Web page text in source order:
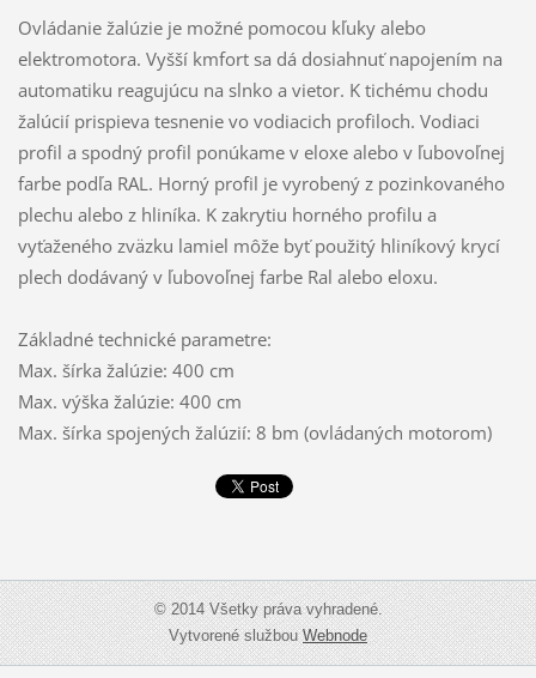
Ovládanie žalúzie je možné pomocou kľuky alebo
elektromotora. Vyšší kmfort sa dá dosiahnuť napojením na
automatiku reagujúcu na slnko a vietor. K tichému chodu
žalúcií prispieva tesnenie vo vodiacich profiloch. Vodiaci
profil a spodný profil ponúkame v eloxe alebo v ľubovoľnej
farbe podľa RAL. Horný profil je vyrobený z pozinkovaného
plechu alebo z hliníka. K zakrytiu horného profilu a
vyťaženého zväzku lamiel môže byť použitý hliníkový krycí
plech dodávaný v ľubovoľnej farbe Ral alebo eloxu.
Základné technické parametre:
Max. šírka žalúzie: 400 cm
Max. výška žalúzie: 400 cm
Max. šírka spojených žalúzií: 8 bm (ovládaných motorom)
© 2014 Všetky práva vyhradené.
Vytvorené službouWebnode